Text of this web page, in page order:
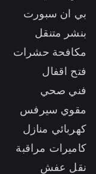
بي ان سبورت
بنشر متنقل
مكافحة حشرات
فتح اقفال
فني صحي
مقوي سيرفس
كهربائي منازل
كاميرات مراقبة
نقل عفش